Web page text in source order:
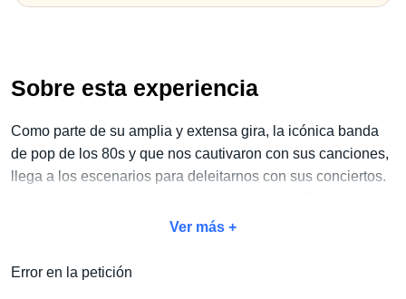
Sobre esta experiencia
Como parte de su amplia y extensa gira, la icónica banda
de pop de los 80s y que nos cautivaron con sus canciones,
llega a los escenarios para deleitarnos con sus conciertos.
sus presentaciones en vivo así como de algunas
por la ciudad, traslados, opciones gastronómicas
Ver más +
Error en la petición